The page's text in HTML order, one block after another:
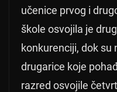
učenice prvog i
škole osvojila je
konkurenciji, dok su
drugarice koje
razred osvojile